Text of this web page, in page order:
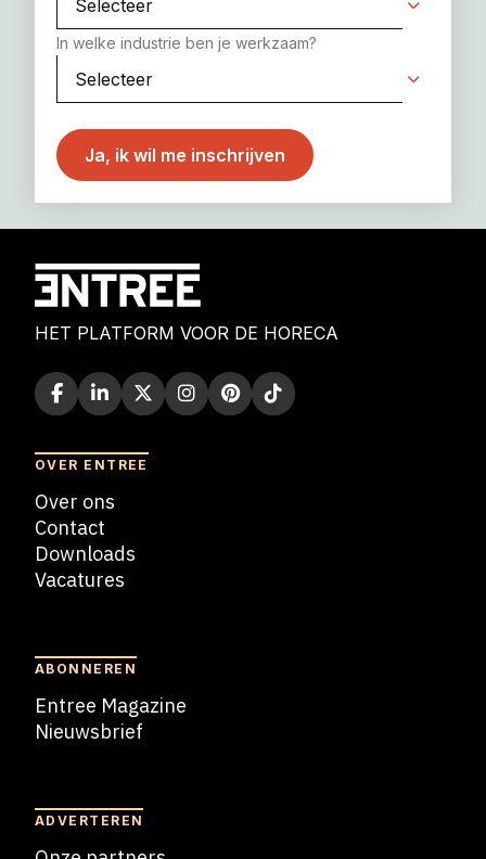
In welke industrie ben je werkzaam?
HET PLATFORM VOOR DE HORECA
OVER ENTREE
Over ons
Contact
Downloads
Vacatures
ABONNEREN
Entree Magazine
Nieuwsbrief
ADVERTEREN